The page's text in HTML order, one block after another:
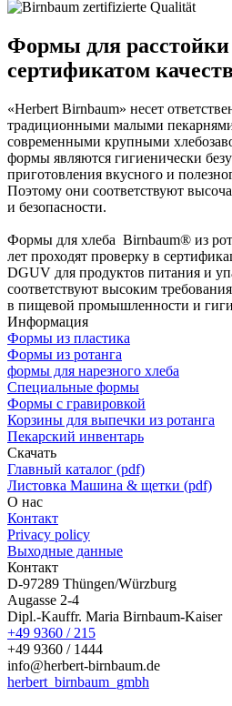
Формы для расстойки
сертификатом
«Herbert Birnbaum» несет
традиционными малыми
современными крупными
формы являются гигиенически
приготовления вкусного и
Поэтому они соответствуют
и безопасности.
Формы для хлеба Birnbaum® из
лет проходят проверку в
DGUV для продуктов питания и
соответствуют высоким
в пищевой промышленности и
Информация
Формы из пластика
Формы из ротанга
формы для нарезного хлеба
Специальные формы
Формы с гравировкой
Корзины для выпечки из ротанга
Пекарский инвентарь
Скачать
Главный каталог (pdf)
Листовка Машина & щетки (pdf)
О нас
Контакт
Privacy policy
Выходные данные
Контакт
D-97289 Thüngen/Würzburg
Augasse 2-4
Dipl.-Kauffr. Maria Birnbaum-Kaiser
+49 9360 / 215
+49 9360 / 1444
info@herbert-birnbaum.de
herbert_birnbaum_gmbh